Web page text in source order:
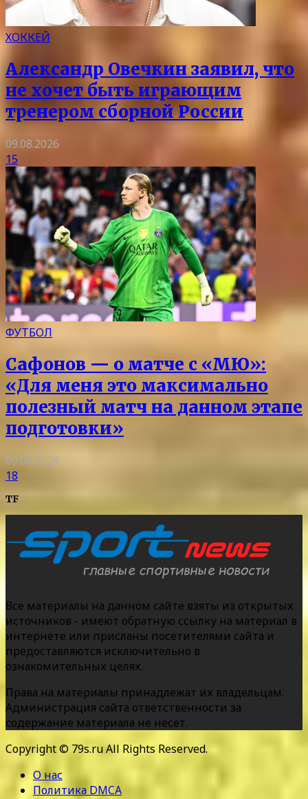
ХОККЕЙ
Александр Овечкин заявил, что
не хочет быть играющим
тренером сборной России
09.08.2026
15
ФУТБОЛ
Сафонов — о матче с «МЮ»:
«Для меня это максимально
полезный матч на данном этапе
подготовки»
09.08.2026
18
TF
Все материалы на данном сайте взяты из открытых
источников - имеют обратную ссылку на материал в
интернете или присланы посетителями сайта и
предоставляются исключительно в
ознакомительных целях.
Права на материалы принадлежат их владельцам.
Администрация сайта ответственности за
содержание материала не несет.
Copyright © 79s.ru All Rights Reserved.
О нас
Политика DMCA